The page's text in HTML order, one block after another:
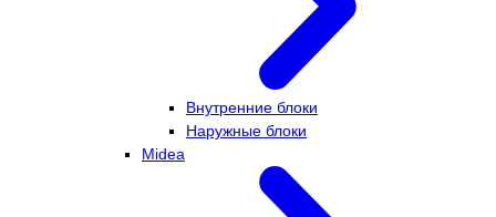
Внутренние блоки
Наружные блоки
Midea